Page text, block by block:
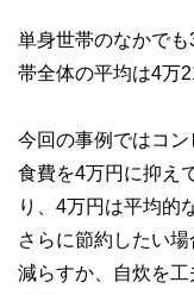
単身世帯のなかで
帯全体の平均は4万
今回の事例ではコ
食費を4万円に抑え
り、4万円は平均的
さらに節約したい
減らすか、自炊を